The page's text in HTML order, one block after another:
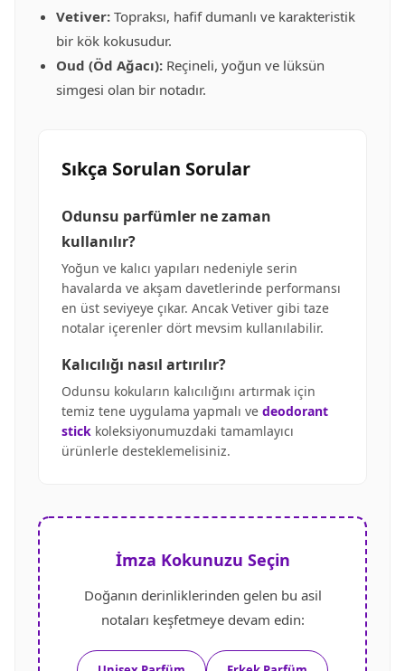
Vetiver: Topraksı, hafif dumanlı ve karakteristik
bir kök kokusudur.
Oud (Öd Ağacı): Reçineli, yoğun ve lüksün
simgesi olan bir notadır.
Sıkça Sorulan Sorular
Odunsu parfümler ne zaman
kullanılır?
Yoğun ve kalıcı yapıları nedeniyle serin
havalarda ve akşam davetlerinde performansı
en üst seviyeye çıkar. Ancak Vetiver gibi taze
notalar içerenler dört mevsim kullanılabilir.
Kalıcılığı nasıl artırılır?
Odunsu kokuların kalıcılığını artırmak için
temiz tene uygulama yapmalı ve deodorant
stick koleksiyonumuzdaki tamamlayıcı
ürünlerle desteklemelisiniz.
İmza Kokunuzu Seçin
Doğanın derinliklerinden gelen bu asil
notaları keşfetmeye devam edin: